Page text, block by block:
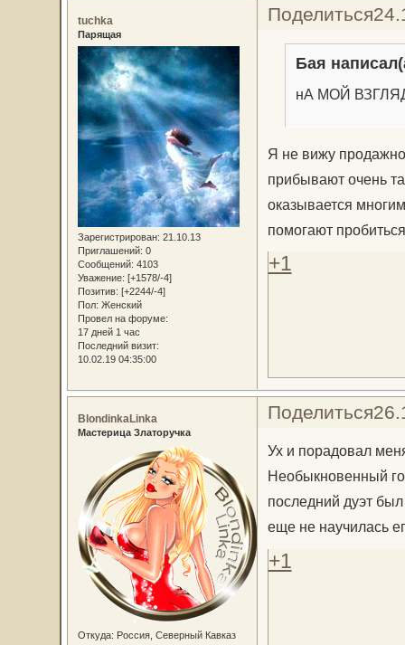
Поделиться
tuchka
Парящая
Зарегистрирован: 21.10.13
Приглашений: 0
Сообщений: 4103
Уважение: [+1578/-4]
Позитив: [+2244/-4]
Пол: Женский
Провел на форуме:
17 дней 1 час
Последний визит:
10.02.19 04:35:00
Бая
нА МОЙ ВЗГЛЯД
Я не вижу
прибывают очень
оказывается
помогают
+1
Поделиться
BlondinkaLinka
Мастерица Златоручка
Откуда: Россия, Северный Кавказ
Ух и порадовал
Необыкновенный
последний дуэт
еще не научилась
+1